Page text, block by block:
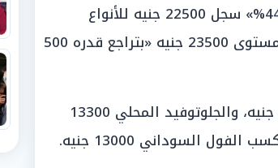
أوضح التجار أن سعر طن كسب الصويا «بروتين 44%» سجل 22500 جنيه للأنواع
المحلية، بينما سجل «بروتين 46%» والمستورد مستوى 23500 جنيه «بتراجع قدره 500
وسجل طن كسب العباد المستورد 18700 ألف جنيه، والجلوتوفيد المحلي 13300